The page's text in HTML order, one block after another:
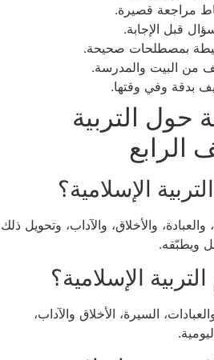
مراجعة قصيرة.
قبل الإجابة.
بمصطلحات صحيحة.
من البيت والمدرسة.
بدقة وفي وقتها.
حول التربية
الرابع
والأخلاق، والآداب، وتحويل ذلك
ويطبّقه.
السيرة، الأخلاق والآداب،